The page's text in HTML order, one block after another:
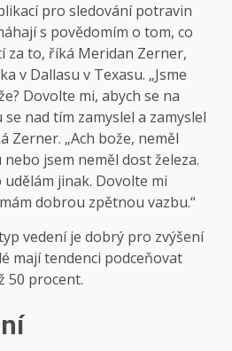
pro sledování potravin
s povědomím o tom, co
za to, říká Meridan Zerner,
v Dallasu v Texasu. „Jsme
Dovolte mi, abych se na
nad tím zamyslel a zamyslel
Zerner. „Ach bože, neměl
jsem neměl dost železa.
jinak. Dovolte mi
dobrou zpětnou vazbu.“
vedení je dobrý pro zvýšení
mají tendenci podceňovat
50 procent.